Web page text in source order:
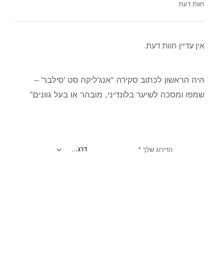
חוות דעת
אין עדיין חוות דעת.
היה הראשון לכתוב סקירה “אנג'ליקה סט 'סילבר' –
שמפו ומסכה לשיער בלונדיני, מובהר או בעל גוונים”
הדירוג שלך *